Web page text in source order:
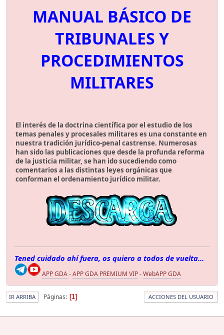
MANUAL BÁSICO DE
TRIBUNALES Y
PROCEDIMIENTOS
MILITARES
El interés de la doctrina científica por el estudio de los
temas penales y procesales militares es una constante en
nuestra tradición jurídico-penal castrense. Numerosas
han sido las publicaciones que desde la profunda reforma
de la justicia militar, se han ido sucediendo como
comentarios a las distintas leyes orgánicas que
conforman el ordenamiento jurídico militar.
Tened cuidado ahí fuera, os quiero a todos de vuelta...
APP GDA-APP GDA PREMIUM VIP-WebAPP GDA
IR ARRIBA Páginas 1 ACCIONES DEL USUARIO